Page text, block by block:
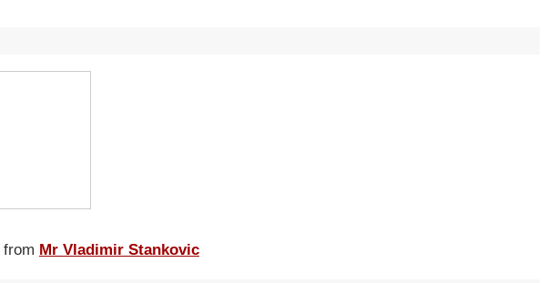
from Mr Vladimir Stankovic